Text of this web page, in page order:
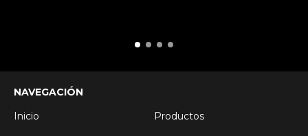
NAVEGACIÓN
Inicio
Productos